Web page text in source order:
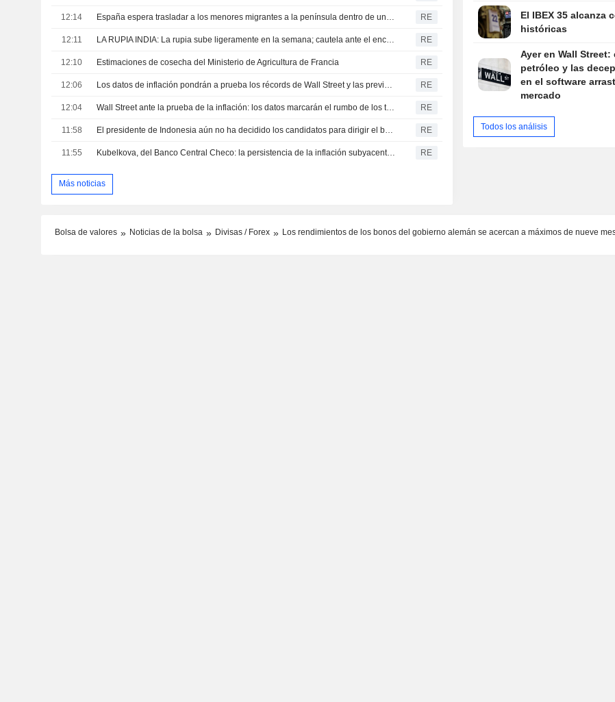
12:14 RE
12:11 RE
12:10 Estimaciones de cosecha del Ministerio de Agricultura de Francia RE
12:06 RE
12:04 RE
11:58 RE
11:55 RE
Más noticias
El IBEX 35 alcanza
históricas
Ayer en Wall Street:
petróleo y las
en el software
mercado
Todos los análisis
Bolsa de valores Noticias de la bolsa Divisas / Forex Los rendimientos de los bonos del gobierno alemán se acercan a máximos de nueve